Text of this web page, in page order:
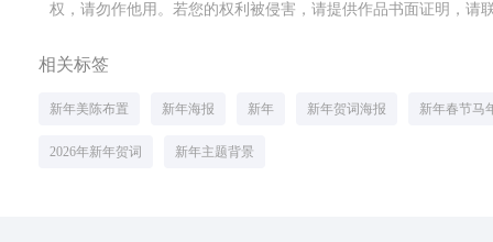
权，请勿作他用。若您的权利被侵害，请提供作品书面证明，请
相关标签
新年美陈布置 新年海报 新年 新年贺词海报 新年春节马
2026年新年贺词 新年主题背景